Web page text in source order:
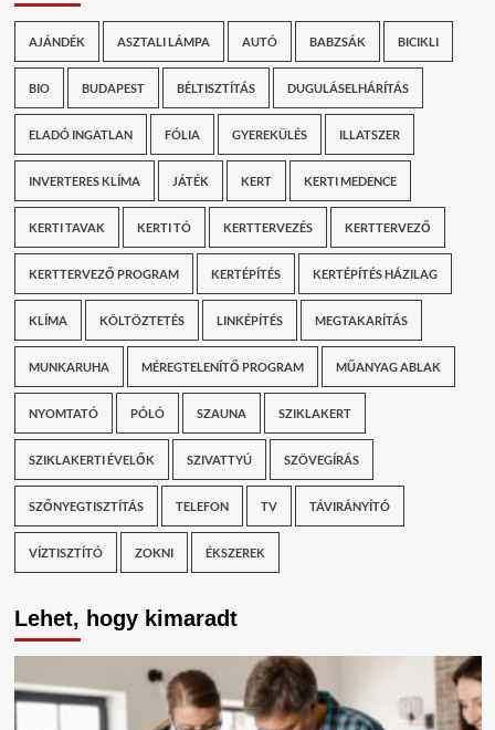
AJÁNDÉK ASZTALI LÁMPA AUTÓ BABZSÁK BICIKLI
BIO BUDAPEST BÉLTISZTÍTÁS DUGULÁSELHÁRÍTÁS
ELADÓ INGATLAN FÓLIA GYEREKÜLÉS ILLATSZER
INVERTERES KLÍMA JÁTÉK KERT KERTI MEDENCE
KERTI TAVAK KERTI TÓ KERTTERVEZÉS KERTTERVEZŐ
KERTTERVEZŐ PROGRAM KERTÉPÍTÉS KERTÉPÍTÉS HÁZILAG
KLÍMA KÖLTÖZTETÉS LINKÉPÍTÉS MEGTAKARÍTÁS
MUNKARUHA MÉREGTELENÍTŐ PROGRAM MŰANYAG ABLAK
NYOMTATÓ PÓLÓ SZAUNA SZIKLAKERT
SZIKLAKERTI ÉVELŐK SZIVATTYÚ SZÖVEGÍRÁS
SZŐNYEGTISZTÍTÁS TELEFON TV TÁVIRÁNYÍTÓ
VÍZTISZTÍTÓ ZOKNI ÉKSZEREK
Lehet, hogy kimaradt